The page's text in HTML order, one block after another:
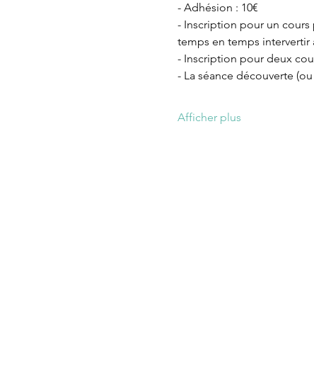
- Adhésion : 10€
- Inscription pour un cours
temps en temps intervertir
- Inscription pour deux
- La séance découverte
Afficher plus